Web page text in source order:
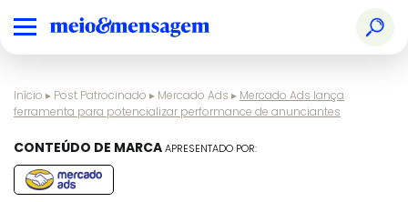
Início ▸ Post Patrocinado ▸ Mercado Ads ▸ Mercado Ads lança
ferramenta para potencializar performance de anunciantes
CONTEÚDO DE MARCAAPRESENTADO POR: